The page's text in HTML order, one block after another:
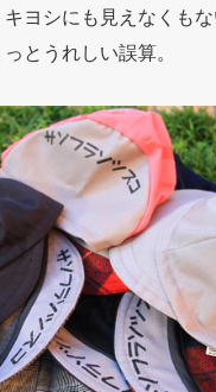
ヨシにも見えなくも
とうれしい誤算。